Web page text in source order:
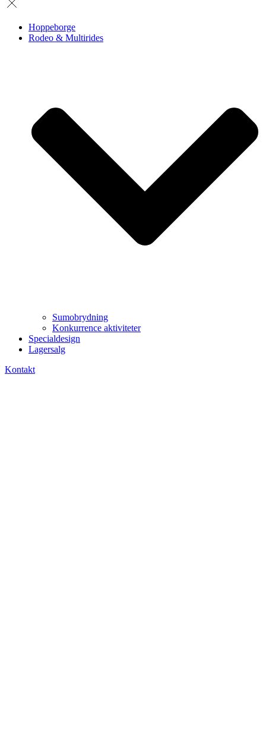
Hoppeborge
Rodeo & Multirides
Sumobrydning
Konkurrence aktiviteter
Specialdesign
Lagersalg
Kontakt